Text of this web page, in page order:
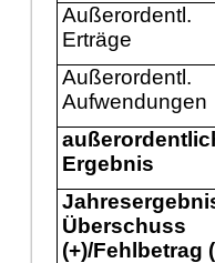
Außerordentl.
Erträge
Außerordentl.
Aufwendungen
auß
Ergebnis
Überschuss
(+)/Fehlbetrag